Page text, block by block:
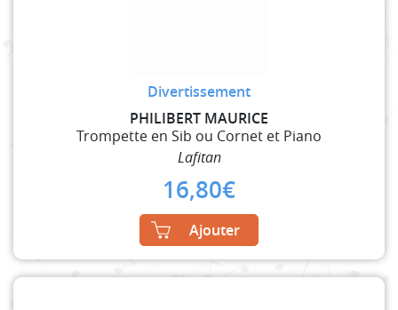
Divertissement
PHILIBERT MAURICE
Trompette en Sib ou Cornet et Piano
Lafitan
16,80€
Ajouter